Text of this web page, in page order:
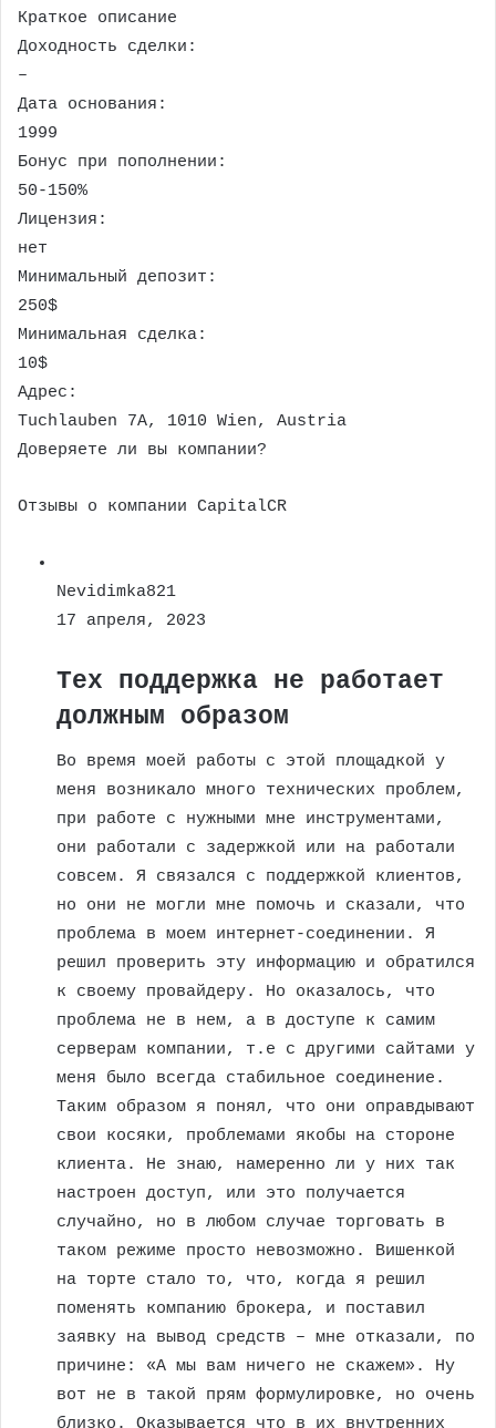
Краткое описание
Доходность сделки:
–
Дата основания:
1999
Бонус при пополнении:
50-150%
Лицензия:
нет
Минимальный депозит:
250$
Минимальная сделка:
10$
Адрес:
Tuchlauben 7A, 1010 Wien, Austria
Доверяете ли вы компании?
Отзывы о компании CapitalCR
Nevidimka821
17 апреля, 2023
Тех поддержка не работает
должным образом
Во время моей работы с этой площадкой у
меня возникало много технических проблем,
при работе с нужными мне инструментами,
они работали с задержкой или на работали
совсем. Я связался с поддержкой клиентов,
но они не могли мне помочь и сказали, что
проблема в моем интернет-соединении. Я
решил проверить эту информацию и обратился
к своему провайдеру. Но оказалось, что
проблема не в нем, а в доступе к самим
серверам компании, т.е с другими сайтами у
меня было всегда стабильное соединение.
Таким образом я понял, что они оправдывают
свои косяки, проблемами якобы на стороне
клиента. Не знаю, намеренно ли у них так
настроен доступ, или это получается
случайно, но в любом случае торговать в
таком режиме просто невозможно. Вишенкой
на торте стало то, что, когда я решил
поменять компанию брокера, и поставил
заявку на вывод средств – мне отказали, по
причине: «А мы вам ничего не скажем». Ну
вот не в такой прям формулировке, но очень
близко. Оказывается что в их внутренних